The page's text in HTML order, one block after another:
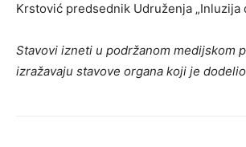
Krstović predsednik Udruženja „Inluzija
Stavovi izneti u podržanom medijskom
izražavaju stavove organa koji je